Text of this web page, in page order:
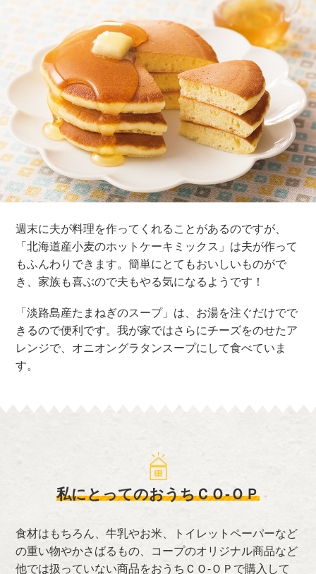
週末に夫が料理を作ってくれることがあるのですが、
「北海道産小麦のホットケーキミックス」は夫が作って
もふんわりできます。簡単にとてもおいしいものがで
き、家族も喜ぶので夫もやる気になるようです！
「淡路島産たまねぎのスープ」は、お湯を注ぐだけでで
きるので便利です。我が家ではさらにチーズをのせたア
レンジで、オニオングラタンスープにして食べていま
す。
私にとってのおうちＣＯ-ＯＰ
食材はもちろん、牛乳やお米、トイレットペーパーなど
の重い物やかさばるもの、コープのオリジナル商品など
他では扱っていない商品をおうちＣＯ-ＯＰで購入して